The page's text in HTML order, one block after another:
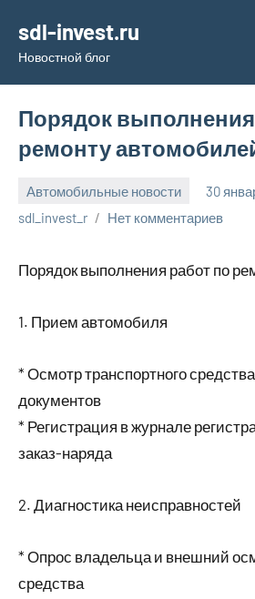
содержимому
sdl-invest.ru
Новостной блог
Порядок
ремонту
Автомобильные новости
30
sdl_invest_r
Нет комментариев
Порядок выполнения работ по
1. Прием автомобиля
* Осмотр транспортного
документов
* Регистрация в журнале
заказ-наряда
2. Диагностика неисправностей
* Опрос владельца и внешний
средства